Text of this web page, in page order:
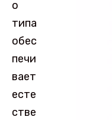
о
типа
обес
печи
вает
есте
стве